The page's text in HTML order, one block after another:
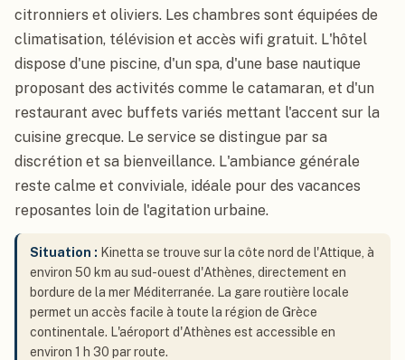
citronniers et oliviers. Les chambres sont équipées de
climatisation, télévision et accès wifi gratuit. L'hôtel
dispose d'une piscine, d'un spa, d'une base nautique
proposant des activités comme le catamaran, et d'un
restaurant avec buffets variés mettant l'accent sur la
cuisine grecque. Le service se distingue par sa
discrétion et sa bienveillance. L'ambiance générale
reste calme et conviviale, idéale pour des vacances
reposantes loin de l'agitation urbaine.
Situation : Kinetta se trouve sur la côte nord de l'Attique, à
environ 50 km au sud-ouest d'Athènes, directement en
bordure de la mer Méditerranée. La gare routière locale
permet un accès facile à toute la région de Grèce
continentale. L'aéroport d'Athènes est accessible en
environ 1 h 30 par route.